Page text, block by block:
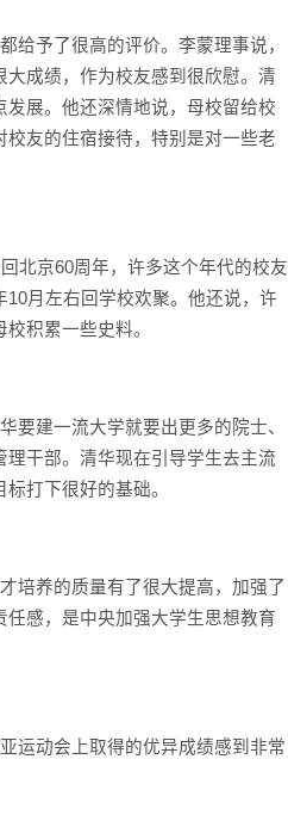
给予了很高的评价。李蒙理事说，
成绩，作为校友感到很欣慰。清
展。他还深情地说，母校留给校
友的住宿接待，特别是对一些老
北京60周年，许多这个年代的校友
10月左右回学校欢聚。他还说，许
积累一些史料。
要建一流大学就要出更多的院士、
干部。清华现在引导学生去主流
打下很好的基础。
培养的质量有了很大提高，加强了
感，是中央加强大学生思想教育
运动会上取得的优异成绩感到非常